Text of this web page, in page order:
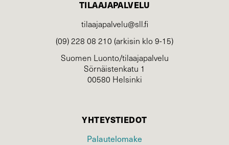
TILAAJAPALVELU
tilaajapalvelu@sll.fi
(09) 228 08 210 (arkisin klo 9-15)
Suomen Luonto/tilaajapalvelu
Sörnäistenkatu 1
00580 Helsinki
YHTEYSTIEDOT
Palautelomake